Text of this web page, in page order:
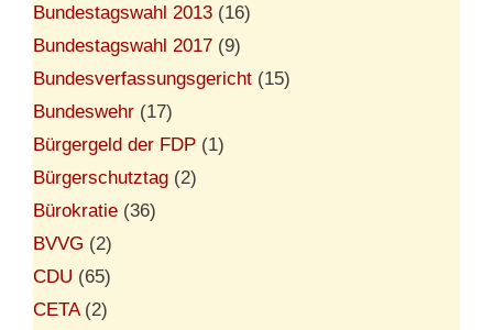
Bundestagswahl 2013 (16)
Bundestagswahl 2017 (9)
Bundesverfassungsgericht (15)
Bundeswehr (17)
Bürgergeld der FDP (1)
Bürgerschutztag (2)
Bürokratie (36)
BVVG (2)
CDU (65)
CETA(2)